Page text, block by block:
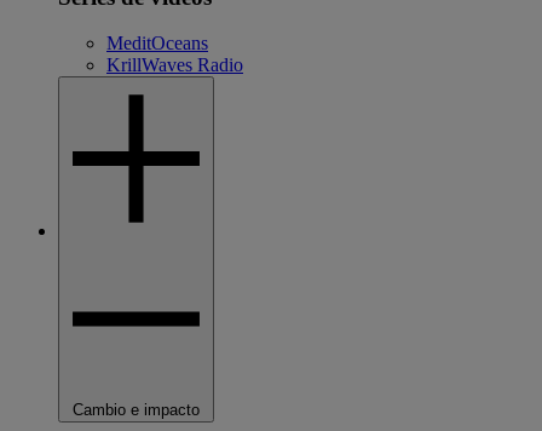
MeditOceans
KrillWaves Radio
Cambio e impacto